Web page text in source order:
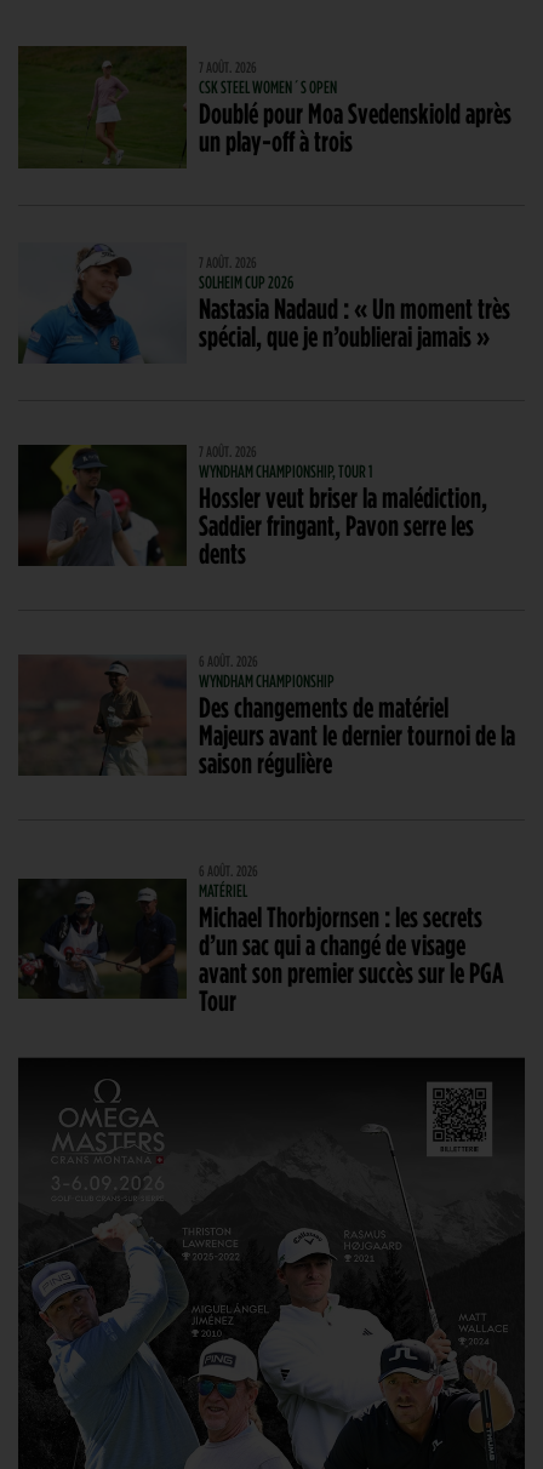
7 AOÛT. 2026
CSK STEEL WOMEN´S OPEN
Doublé pour Moa Svedenskiold après
un play-off à trois
7 AOÛT. 2026
SOLHEIM CUP 2026
Nastasia Nadaud : « Un moment très
spécial, que je n’oublierai jamais »
7 AOÛT. 2026
WYNDHAM CHAMPIONSHIP, TOUR 1
Hossler veut briser la malédiction,
Saddier fringant, Pavon serre les
dents
6 AOÛT. 2026
WYNDHAM CHAMPIONSHIP
Des changements de matériel
Majeurs avant le dernier tournoi de la
saison régulière
6 AOÛT. 2026
MATÉRIEL
Michael Thorbjornsen : les secrets
d’un sac qui a changé de visage
avant son premier succès sur le PGA
Tour